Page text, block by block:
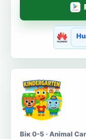
Вік 0-5 · Animal